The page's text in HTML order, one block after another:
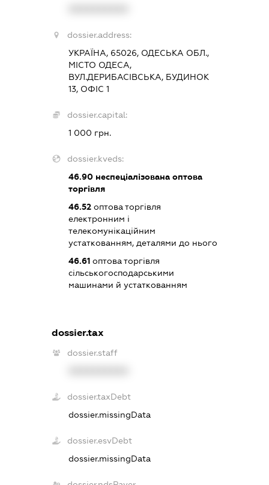
dossier.address:
УКРАЇНА, 65026, ОДЕСЬКА ОБЛ.,
МІСТО ОДЕСА,
ВУЛ.ДЕРИБАСІВСЬКА, БУДИНОК
13, ОФІС 1
dossier.capital:
1 000 грн.
dossier.kveds:
46.90неспеціалізована оптова
торгівля
46.52оптова торгівля
електронним і
телекомунікаційним
устаткованням, деталями до нього
46.61оптова торгівля
сільськогосподарськими
машинами й устаткованням
dossier.tax
dossier.staff
dossier.taxDebt
dossier.missingData
dossier.esvDebt
dossier.missingData